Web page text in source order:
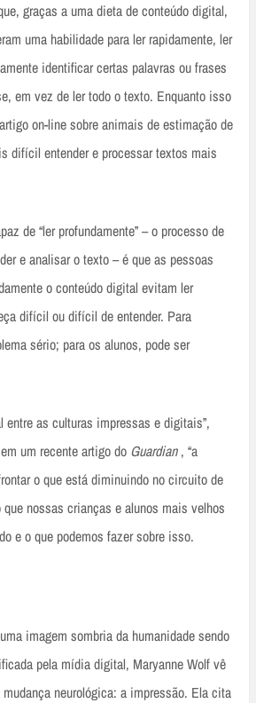
graças a uma dieta de conteúdo digital,
uma habilidade para ler rapidamente, ler
identificar certas palavras ou frases
em vez de ler todo o texto. Enquanto isso
on-line sobre animais de estimação de
difícil entender e processar textos mais
de “ler profundamente” – o processo de
e analisar o texto – é que as pessoas
o conteúdo digital evitam ler
difícil ou difícil de entender. Para
sério; para os alunos, pode ser
entre as culturas impressas e digitais”,
um recente artigo do Guardian, “a
o que está diminuindo no circuito de
nossas crianças e alunos mais velhos
e o que podemos fazer sobre isso.
imagem sombria da humanidade sendo
pela mídia digital, Maryanne Wolf vê
neurológica: a impressão. Ela cita